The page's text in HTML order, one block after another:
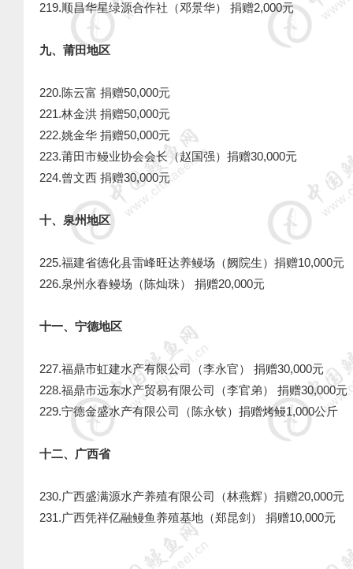
219.顺昌华星绿源合作社（邓景华） 捐赠2,000元
九、莆田地区
220.陈云富 捐赠50,000元
221.林金洪 捐赠50,000元
222.姚金华 捐赠50,000元
223.莆田市鳗业协会会长（赵国强）捐赠30,000元
224.曾文西 捐赠30,000元
十、泉州地区
225.福建省德化县雷峰旺达养鳗场（阙院生）捐赠10,000元
226.泉州永春鳗场（陈灿珠）
捐赠20,000元
十一、宁德地区
227.福鼎市虹建水产有限公司（李永官） 捐赠30,000元
228.福鼎市远东水产贸易有限公司（李官弟）
捐赠30,000元
229.宁德金盛水产有限公司（陈永钦）捐赠烤鳗1,000公斤
十二、广西省
230.广西盛满源水产养殖有限公司（林燕辉）捐赠20,000元
231.广西凭祥亿融鳗鱼养殖基地（郑昆剑） 捐赠10,000元